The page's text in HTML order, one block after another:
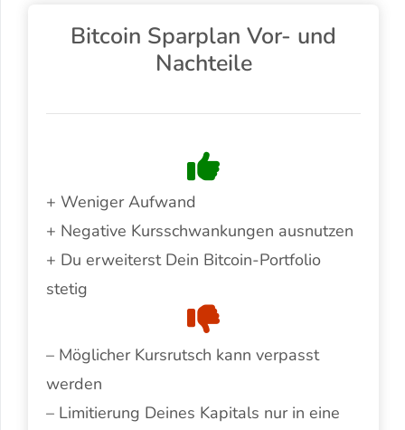
Bitcoin Sparplan Vor- und
Nachteile
+ Weniger Aufwand
+ Negative Kursschwankungen ausnutzen
+ Du erweiterst Dein Bitcoin-Portfolio
stetig
– Möglicher Kursrutsch kann verpasst
werden
– Limitierung Deines Kapitals nur in eine